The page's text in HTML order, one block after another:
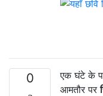
0 एक घंटे के
आमतौर पर